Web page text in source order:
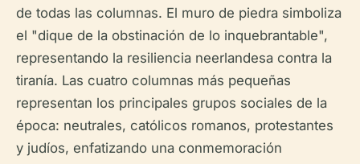
de todas las columnas. El muro de piedra simboliza
el "dique de la obstinación de lo inquebrantable",
representando la resiliencia neerlandesa contra la
tiranía. Las cuatro columnas más pequeñas
representan los principales grupos sociales de la
época: neutrales, católicos romanos, protestantes
y judíos, enfatizando una conmemoración